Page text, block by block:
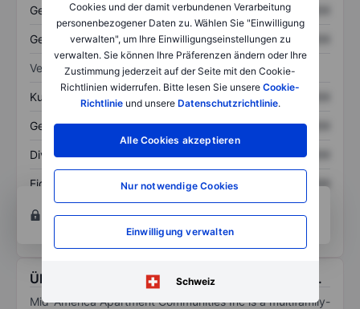
Cookies und der damit verbundenen Verarbeitung
personenbezogener Daten zu. Wählen Sie "Einwilligung
verwalten", um Ihre Einwilligungseinstellungen zu
verwalten. Sie können Ihre Präferenzen ändern oder Ihre
Zustimmung jederzeit auf der Seite mit den Cookie-
Richtlinien widerrufen. Bitte lesen Sie unsere Cookie-
Richtlinieund unsere Datenschutzrichtlinie.
Alle Cookies akzeptieren
Nur notwendige Cookies
Einwilligung verwalten
Schweiz
Gesamtvermögen XXXXXXX XXXXXXX
Gesamtschulden XXXXXXX XXXXXXX
Verhältnisse
Kurs/Umsatz XXXXXXX
Gewinn je Aktie XXXXXXX XXXXXXX
Dividende je Aktie XXXXXXX XXXXXXX
Eigenkapitalrendite XXXXXXX
XXXXXXX
Konto eröffnenum Zugriff auf mehr Diagramm-
und Analyse-Tools zu erhalten.
Über Mid-America Apartment Communities Inc.
Mid-America Apartment Communities Inc is a multifamily-